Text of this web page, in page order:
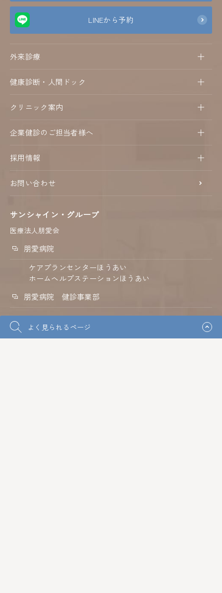
よく見られるページ
LINEから予約
外来診療
健康診断・人間ドック
クリニック案内
企業健診のご担当者様へ
採用情報
お問い合わせ
サンシャイン・グループ
医療法人朋愛会
朋愛病院
ケアプランセンターほうあい
ホームヘルプステーションほうあい
朋愛病院 健診事業部